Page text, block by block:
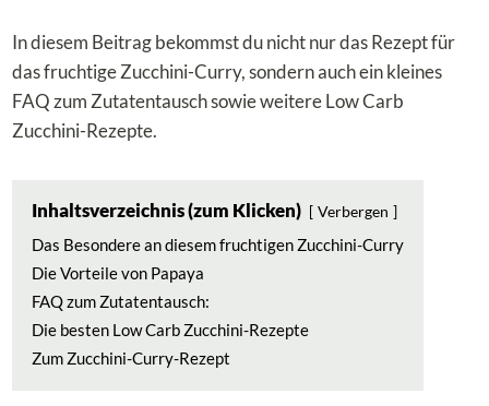
In diesem Beitrag bekommst du nicht nur das Rezept für
das fruchtige Zucchini-Curry, sondern auch ein kleines
FAQ zum Zutatentausch sowie weitere Low Carb
Zucchini-Rezepte.
Inhaltsverzeichnis (zum Klicken) Verbergen
Das Besondere an diesem fruchtigen Zucchini-Curry
Die Vorteile von Papaya
FAQ zum Zutatentausch:
Die besten Low Carb Zucchini-Rezepte
Zum Zucchini-Curry-Rezept